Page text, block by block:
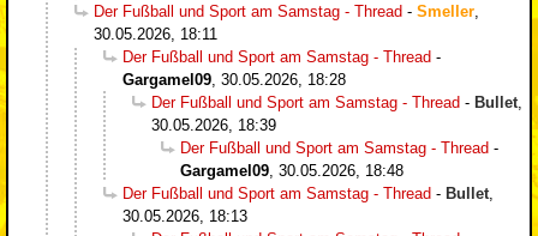
Der Fußball und Sport am Samstag - Thread - Smeller
30.05.2026, 18:11
Der Fußball und Sport am Samstag - Thread -
Gargamel09 30.05.2026, 18:28
Der Fußball und Sport am Samstag - Thread - Bullet
30.05.2026, 18:39
Der Fußball und Sport am Samstag - Thread -
Gargamel09 30.05.2026, 18:48
Der Fußball und Sport am Samstag - Thread - Bullet
30.05.2026, 18:13